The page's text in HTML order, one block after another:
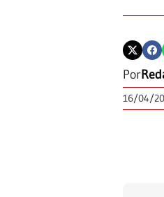
Por
16/04/